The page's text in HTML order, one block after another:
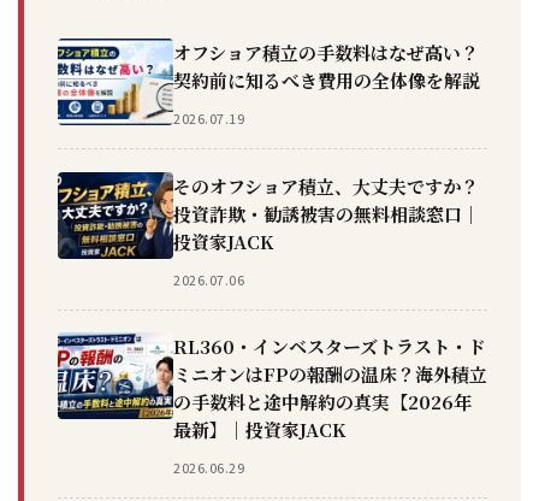
オフショア積立の手数料はなぜ高い？
契約前に知るべき費用の全体像を解説
2026.07.19
そのオフショア積立、大丈夫ですか？
投資詐欺・勧誘被害の無料相談窓口｜
投資家JACK
2026.07.06
RL360・インベスターズトラスト・ド
ミニオンはFPの報酬の温床？海外積立
の手数料と途中解約の真実【2026年
最新】｜投資家JACK
2026.06.29